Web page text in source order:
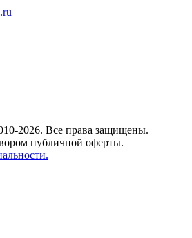
2026. Все права защищены.
публичной оферты.